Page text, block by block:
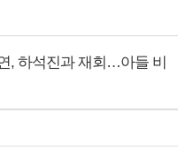
, 하석진과 재회…아들 비